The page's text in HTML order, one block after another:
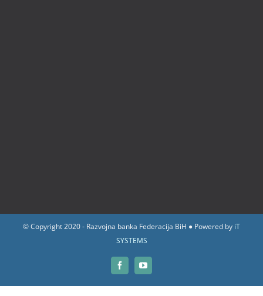
© Copyright 2020 - Razvojna banka Federacija BiH ● Powered by iT
SYSTEMS
FacebookYouTube